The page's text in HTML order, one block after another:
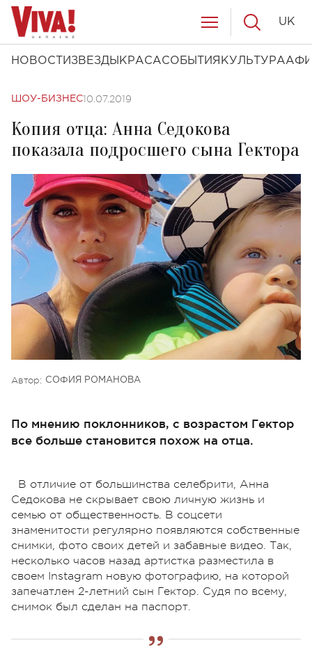
НОВОСТИ ЗВЕЗДЫ КРАСАСОБЫТИЯ КУЛЬТУРА
UK
ШОУ-БИЗНЕС10.07.2019
Копия отца: Анна Седокова
показала подросшего сына Гектора
Автор: СОФИЯ РОМАНОВА
По мнению поклонников, с возрастом Гектор
все больше становится похож на отца.
В отличие от большинства селебрити, Анна
Седокова не скрывает свою личную жизнь и
семью от общественность. В соцсети
знаменитости регулярно появляются собственные
снимки, фото своих детей и забавные видео. Так,
несколько часов назад артистка разместила в
своем Instagram новую фотографию, на которой
запечатлен 2-летний сын Гектор. Судя по всему,
снимок был сделан на паспорт.